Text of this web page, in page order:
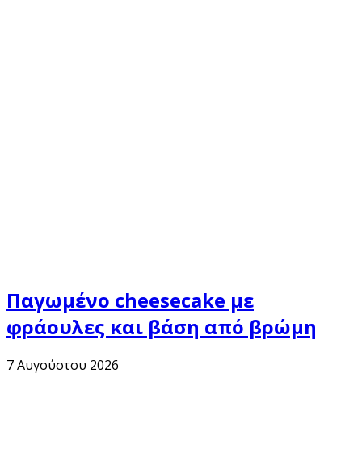
Παγωμένο cheesecake με
φράουλες και βάση από βρώμη
7 Αυγούστου 2026